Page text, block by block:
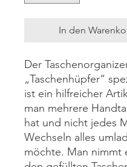
In den
Der
„Taschenhüpfer“
ist ein hilfreicher
man mehrere
hat und nicht jedes
Wechseln alles
möchte. Man nimmt